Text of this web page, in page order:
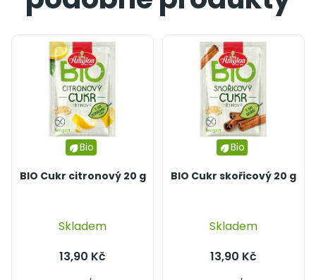
Bio
BIO Cukr citronový 20 g
hodnocení
produktu
je
Skladem
13,90 Kč
Bio
BIO Cukr skořicový 20 g
Skladem
13,90 Kč